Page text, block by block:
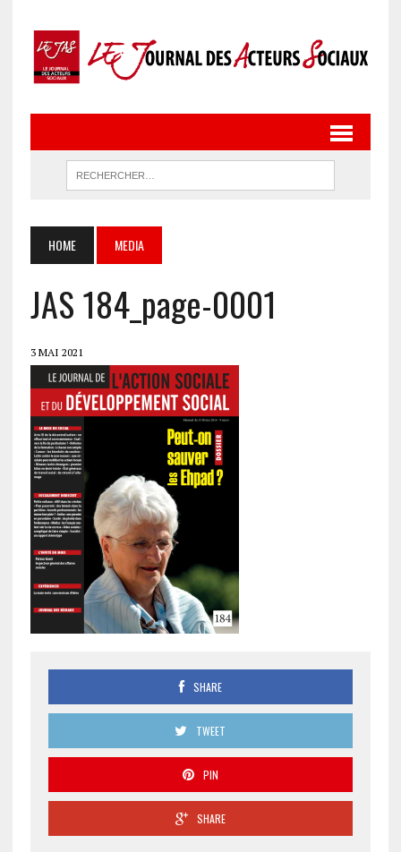
HOME MEDIA
JAS 184_page-0001
3 MAI 2021
SHARE
TWEET
PIN
SHARE